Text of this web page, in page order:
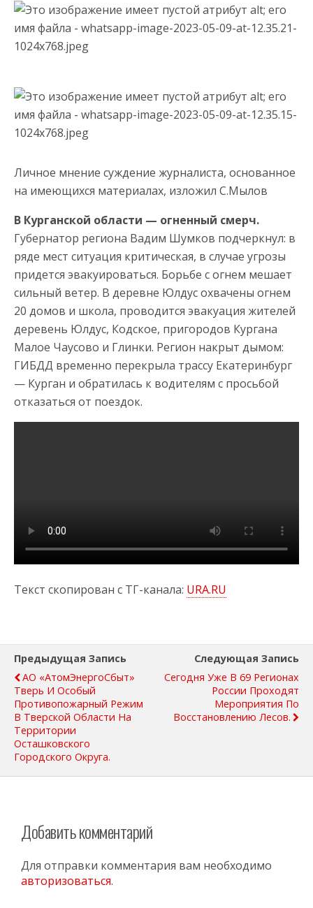
Личное мнение суждение журналиста, основанное
на имеющихся материалах, изложил С.Мылов
В Курганской области — огненный смерч.
Губернатор региона Вадим Шумков подчеркнул: в
ряде мест ситуация критическая, в случае угрозы
придется эвакуироваться. Борьбе с огнем мешает
сильный ветер. В деревне Юлдус охвачены огнем
20 домов и школа, проводится эвакуация жителей
деревень Юлдус, Кодское, пригородов Кургана
Малое Чаусово и Глинки. Регион накрыт дымом:
ГИБДД временно перекрыла трассу Екатеринбург
— Курган и обратилась к водителям с просьбой
отказаться от поездок.
Текст скопирован с ТГ-канала: URA.RU
Предыдущая Запись
АО «АтомЭнергоСбыт»
Тверь И Особый
Противопожарный Режим
В Тверской Области На
Территории
Осташковского
Городского Округа.
Следующая Запись
Сегодня Уже В 69 Регионах
России Проходят
Мероприятия По
Восстановлению Лесов.
Добавить комментарий
Для отправки комментария вам необходимо
авторизоваться.